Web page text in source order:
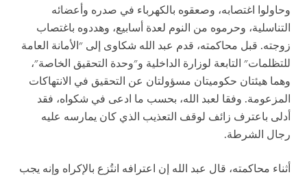
وحاولوا اغتصابه، وصعقوه بالكهرباء في صدره وأعضائه
التناسلية، وحرموه من النوم لعدة أسابيع، وهددوه باغتصاب
زوجته. قبل محاكمته، قدم عبد الله شكاوى إلى "الأمانة العامة
للتظلمات" التابعة لوزارة الداخلية و"وحدة التحقيق الخاصة"،
وهما هيئتان حكوميتان مسؤولتان عن التحقيق في الانتهاكات
المزعومة. وفقا لعبد الله، بحسب ما ادعى في شكواه، فقد
أدلى باعترف زائف لوقف التعذيب الذي كان يمارسه عليه
رجال الشرطة.
أثناء محاكمته، قال عبد الله إن اعترافه انتُزع بالإكراه وإنه يجب